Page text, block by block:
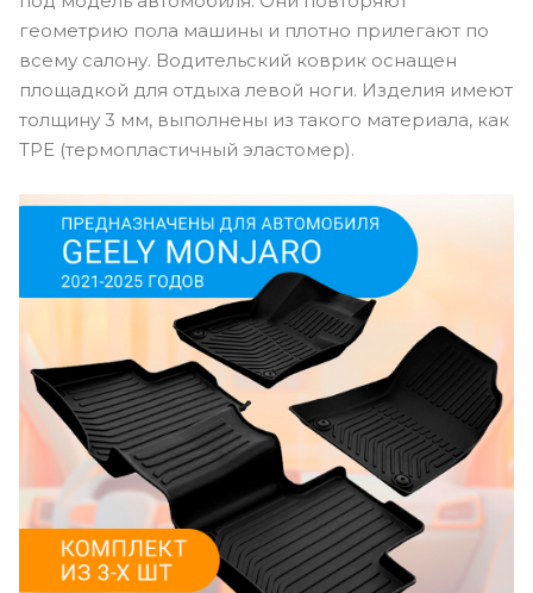
геометрию пола машины и плотно прилегают по
всему салону. Водительский коврик оснащен
площадкой для отдыха левой ноги. Изделия имеют
толщину 3 мм, выполнены из такого материала, как
TPE (термопластичный эластомер).